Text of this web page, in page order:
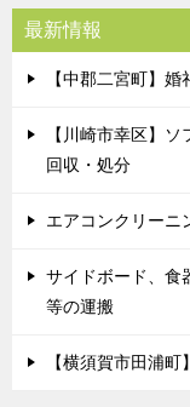
最新情報
【中郡二宮町】
【川崎市幸区】
回収・処分
エアコンクリー
サイドボード、食
等の運搬
【横須賀市田浦